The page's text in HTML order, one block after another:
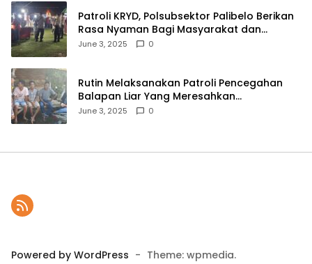
Patroli KRYD, Polsubsektor Palibelo Berikan
Rasa Nyaman Bagi Masyarakat dan
Antisipasi Aksi Menjurus Premanisme
June 3, 2025 0
Rutin Melaksanakan Patroli Pencegahan
Balapan Liar Yang Meresahkan
Masyarakat, Polsek Soromandi
June 3, 2025 0
Powered by WordPress - Theme: wpmedia.